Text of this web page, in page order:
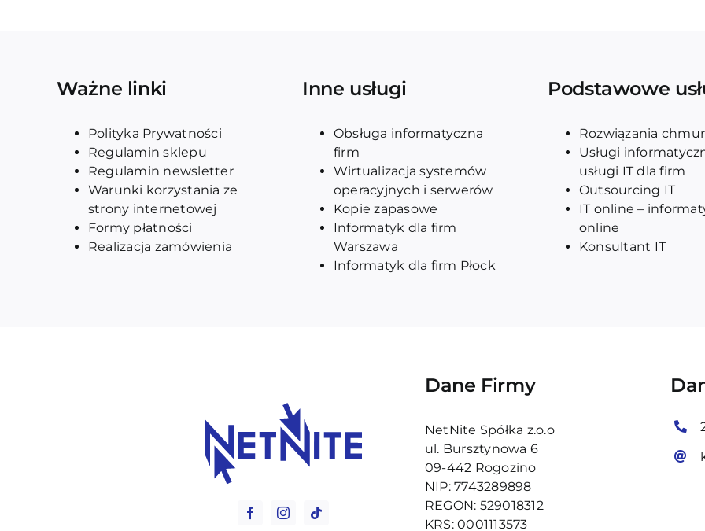
Ważne linki
Polityka Prywatności
Regulamin sklepu
Regulamin newsletter
Warunki korzystania ze
strony internetowej
Formy płatności
Realizacja zamówienia
Inne usługi
Obsługa informatyczna
firm
Wirtualizacja systemów
operacyjnych i serwerów
Kopie zapasowe
Informatyk dla firm
Warszawa
Informatyk dla firm Płock
Podstawowe
Rozwiązania
Usługi
usługi IT dla firm
Outsourcing IT
IT online –
online
Konsultant IT
Dane Firmy
NetNite Spółka z.o.o
ul. Bursztynowa 6
09-442 Rogozino
NIP: 7743289898
REGON: 529018312
KRS: 0001113573